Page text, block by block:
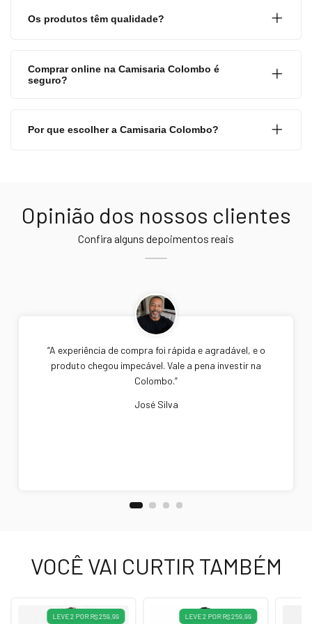
Os produtos têm qualidade?
Comprar online na Camisaria Colombo é
seguro?
Por que escolher a Camisaria Colombo?
Opinião dos nossos clientes
Confira alguns depoimentos reais
“A experiência de compra foi rápida e agradável, e o
produto chegou impecável. Vale a pena investir na
Colombo.”
José Silva
VOCÊ VAI CURTIR TAMBÉM
LEVE 2 POR R$ 259,99 LEVE 2 POR R$ 259,99